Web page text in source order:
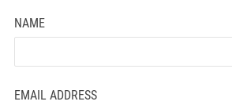
NAME
EMAIL ADDRESS